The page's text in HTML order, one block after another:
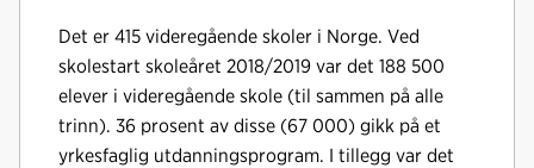
Det er 415 videregående skoler i Norge. Ved
skolestart skoleåret 2018/2019 var det 188 500
elever i videregående skole (til sammen på alle
trinn). 36 prosent av disse (67 000) gikk på et
yrkesfaglig utdanningsprogram. I tillegg var det